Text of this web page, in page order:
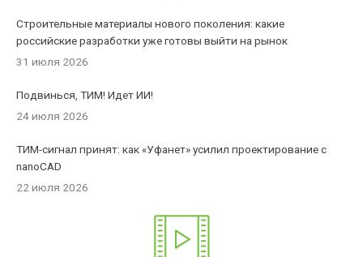
Строительные материалы нового поколения: какие
российские разработки уже готовы выйти на рынок
31 июля 2026
Подвинься, ТИМ! Идет ИИ!
24 июля 2026
ТИМ-сигнал принят: как «Уфанет» усилил проектирование с
nanoCAD
22 июля 2026